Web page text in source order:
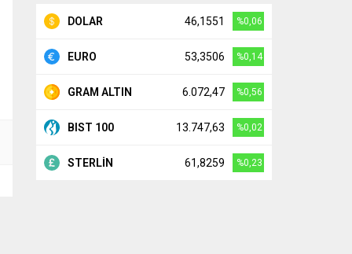
DOLAR 46,1551 %0,06
EURO 53,3506 %0,14
GRAM ALTIN 6.072,47 %0,56
BIST 100 13.747,63 %0,02
STERLİN 61,8259 %0,23